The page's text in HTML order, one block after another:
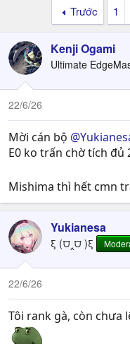
Trước 1
Kenji Ogami
Ultimate
22/6/26
Mời cán bộ
E0 ko trấn chờ tích đủ
Mishima thì hết cmn
Yukianesa
ξ (⩌‸⩌ )ξ
22/6/26
Tôi rank gà, còn chưa